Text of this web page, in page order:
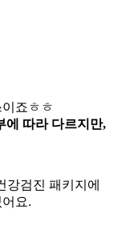
죠ㅎㅎ
에 따라 다르지만,
강검진 패키지에
요.